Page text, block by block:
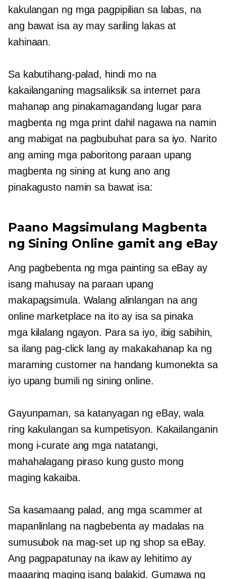
kakulangan ng mga pagpipilian sa labas, na
ang bawat isa ay may sariling lakas at
kahinaan.
Sa kabutihang-palad, hindi mo na
kakailanganing magsaliksik sa internet para
mahanap ang pinakamagandang lugar para
magbenta ng mga print dahil nagawa na namin
ang mabigat na pagbubuhat para sa iyo. Narito
ang aming mga paboritong paraan upang
magbenta ng sining at kung ano ang
pinakagusto namin sa bawat isa:
Paano Magsimulang Magbenta
ng Sining Online gamit ang eBay
Ang pagbebenta ng mga painting sa eBay ay
isang mahusay na paraan upang
makapagsimula. Walang alinlangan na ang
online marketplace na ito ay isa sa pinaka
mga kilalang ngayon. Para sa iyo, ibig sabihin,
sa ilang pag-click lang ay makakahanap ka ng
maraming customer na handang kumonekta sa
iyo upang bumili ng sining online.
Gayunpaman, sa katanyagan ng eBay, wala
ring kakulangan sa kumpetisyon. Kakailanganin
mong i-curate ang mga natatangi,
mahahalagang piraso kung gusto mong
maging kakaiba.
Sa kasamaang palad, ang mga scammer at
mapanlinlang na nagbebenta ay madalas na
sumusubok na mag-set up ng shop sa eBay.
Ang pagpapatunay na ikaw ay lehitimo ay
maaaring maging isang balakid. Gumawa ng